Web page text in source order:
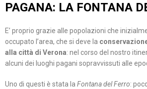
PAGANA: LA FONTANA
E’ proprio grazie alle popolazioni che
occupato l’area, che si deve la
alla città di Verona: nel corso del nostro
alcuni dei luoghi pagani sopravvissuti alle
Uno di questi è stata la Fontana del Ferro: